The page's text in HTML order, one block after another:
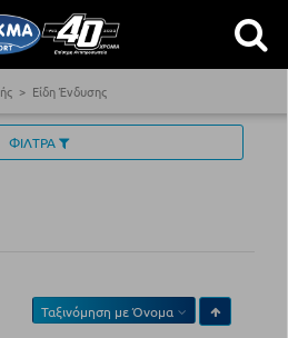
Είδη Ένδυσης
ΦΙΛΤΡΑ
Ταξινόμηση μεΌνομα